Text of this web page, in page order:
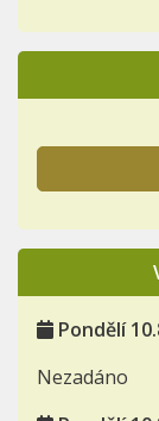
Pondělí
Nezadáno